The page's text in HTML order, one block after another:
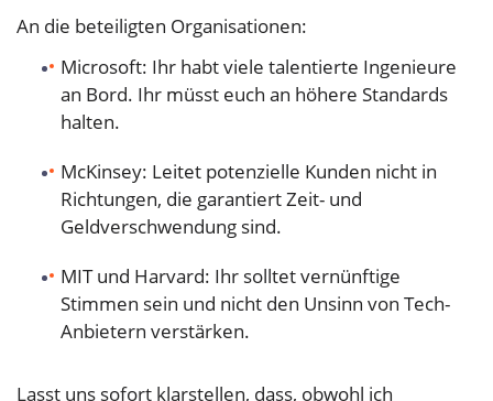
An die beteiligten Organisationen:
Microsoft: Ihr habt viele talentierte Ingenieure
an Bord. Ihr müsst euch an höhere Standards
halten.
McKinsey: Leitet potenzielle Kunden nicht in
Richtungen, die garantiert Zeit- und
Geldverschwendung sind.
MIT und Harvard: Ihr solltet vernünftige
Stimmen sein und nicht den Unsinn von Tech-
Anbietern verstärken.
Lasst uns sofort klarstellen, dass, obwohl ich